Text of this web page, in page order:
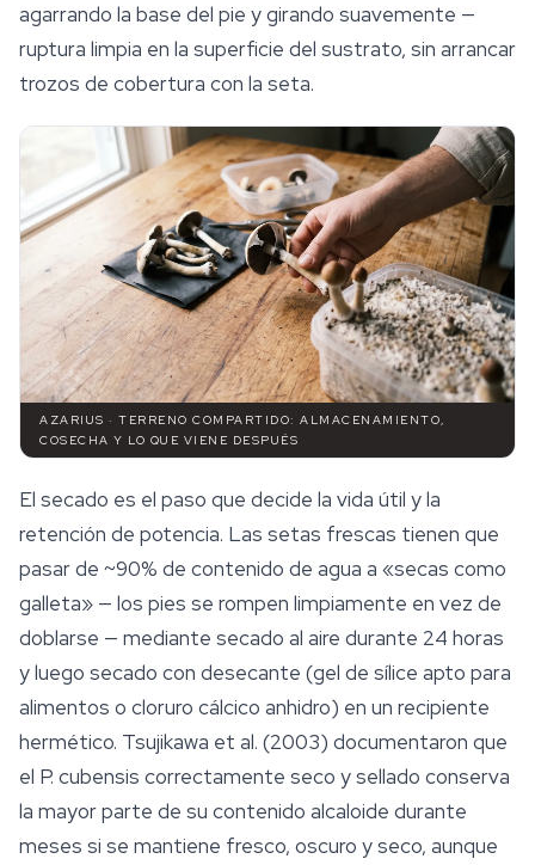
agarrando la base del pie y girando suavemente —
ruptura limpia en la superficie del sustrato, sin arrancar
trozos de cobertura con la seta.
AZARIUS · TERRENO COMPARTIDO: ALMACENAMIENTO,
COSECHA Y LO QUE VIENE DESPUÉS
El secado es el paso que decide la vida útil y la
retención de potencia. Las setas frescas tienen que
pasar de ~90% de contenido de agua a «secas como
galleta» — los pies se rompen limpiamente en vez de
doblarse — mediante secado al aire durante 24 horas
y luego secado con desecante (gel de sílice apto para
alimentos o cloruro cálcico anhidro) en un recipiente
hermético. Tsujikawa et al. (2003) documentaron que
el P. cubensis correctamente seco y sellado conserva
la mayor parte de su contenido alcaloide durante
meses si se mantiene fresco, oscuro y seco, aunque